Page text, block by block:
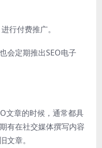
行付费推广。
会定期推出SEO电子
文章的时候，通常都具
有在社交媒体撰写内容
文章。